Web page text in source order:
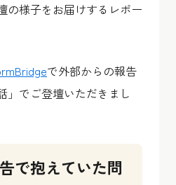
の様子をお届けするレポー
で外部からの報告
」でご登壇いただきまし
で抱えていた問